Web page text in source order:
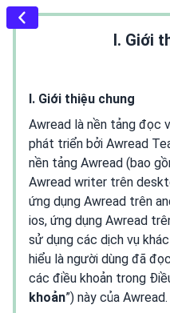
I. Giới
I. Giới thiệu chung
Awread là nền tảng đọc
phát triển bởi Awread
nền tảng Awread (bao
Awread writer trên
ứng dụng Awread trên
ios, ứng dụng Awread
sử dụng các dịch vụ
hiểu là người dùng đã
các điều khoản trong
khoản”) này của Awread.